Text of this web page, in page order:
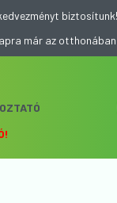
biztosítunk!
már az